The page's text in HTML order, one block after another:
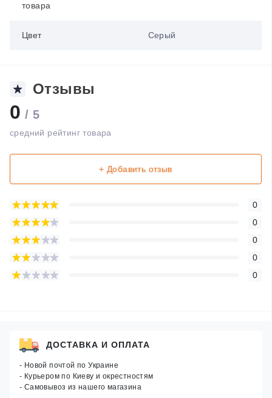
товара
Цвет Серый
Отзывы
0 / 5
средний рейтинг товара
+ Добавить отзыв
0
0
0
0
0
ДОСТАВКА И ОПЛАТА
- Новой почтой по Украине
- Курьером по Киеву и окрестностям
- Самовывоз из нашего магазина